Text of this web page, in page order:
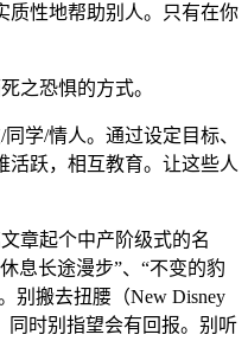
质性地帮助别人。只有在你
之恐惧的方式。
学/情人。通过设定目标、
活跃，相互教育。让这些人
章起个中产阶级式的名
息长途漫步”、“不变的豹
别搬去扭腰（New Disney
同时别指望会有回报。别听